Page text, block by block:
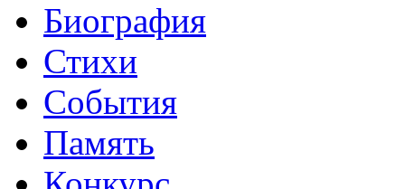
Биография
Стихи
События
Память